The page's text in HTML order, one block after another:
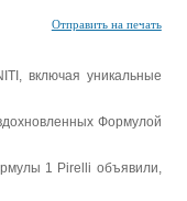
Отправить на печать
включая уникальные
Формулой
1 Pirelli объявили,